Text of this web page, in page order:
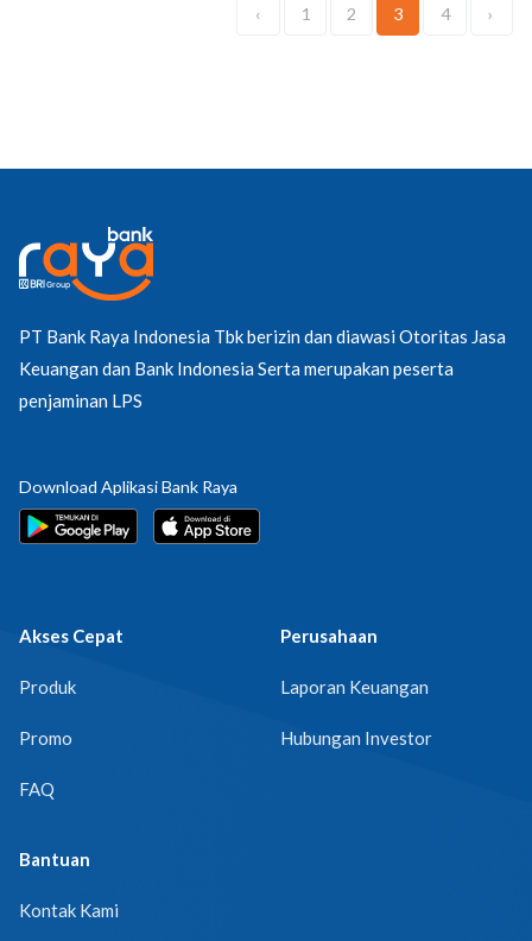
‹ 1 2 3 4 ›
PT Bank Raya Indonesia Tbk berizin dan diawasi Otoritas Jasa
Keuangan dan Bank Indonesia Serta merupakan peserta
penjaminan LPS
Download Aplikasi Bank Raya
Akses Cepat
Produk
Promo
FAQ
Perusahaan
Laporan Keuangan
Hubungan Investor
Bantuan
Kontak Kami